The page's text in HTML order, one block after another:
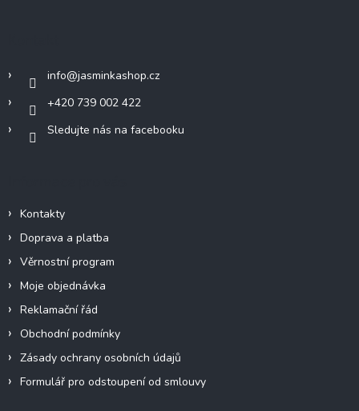
info@jasminkashop.cz
+420 739 002 422
Sledujte nás na facebooku
Kontakty
Doprava a platba
Věrnostní program
Moje objednávka
Reklamační řád
Obchodní podmínky
Zásady ochrany osobních údajů
Formulář pro odstoupení od smlouvy